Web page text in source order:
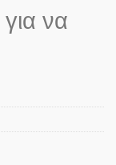
για να